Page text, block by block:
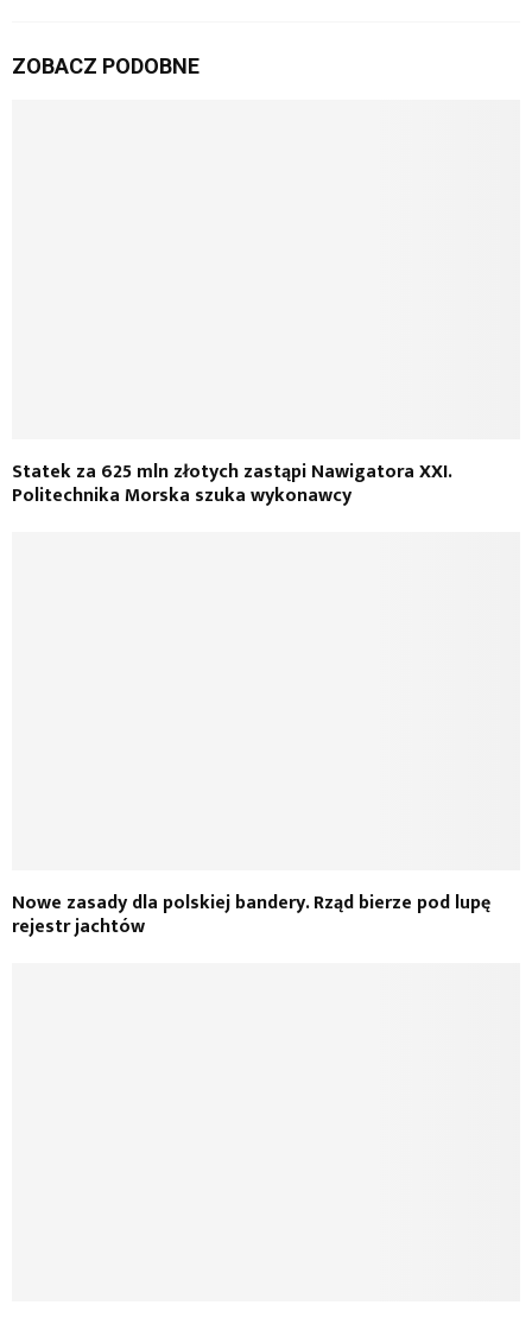
ZOBACZ PODOBNE
Statek za 625 mln złotych zastąpi Nawigatora XXI.
Politechnika Morska szuka wykonawcy
Nowe zasady dla polskiej bandery. Rząd bierze pod lupę
rejestr jachtów